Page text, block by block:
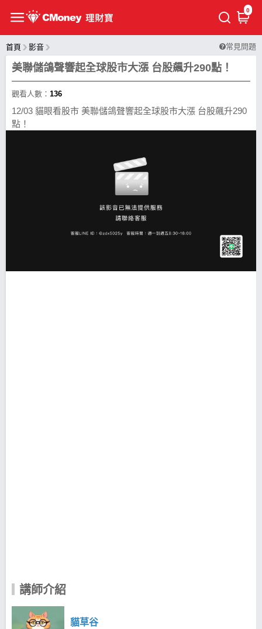
0
首頁 影音 常見問題
美聯儲鴿聲響起全球股市大漲 台股飆升290點！
觀看人數： 136
12/03 貓眼看股市 美聯儲鴿聲響起全球股市大漲 台股飆升290
點！
講師介紹
貓草谷